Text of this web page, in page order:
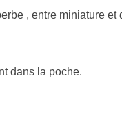
, entre miniature
dans la poche.